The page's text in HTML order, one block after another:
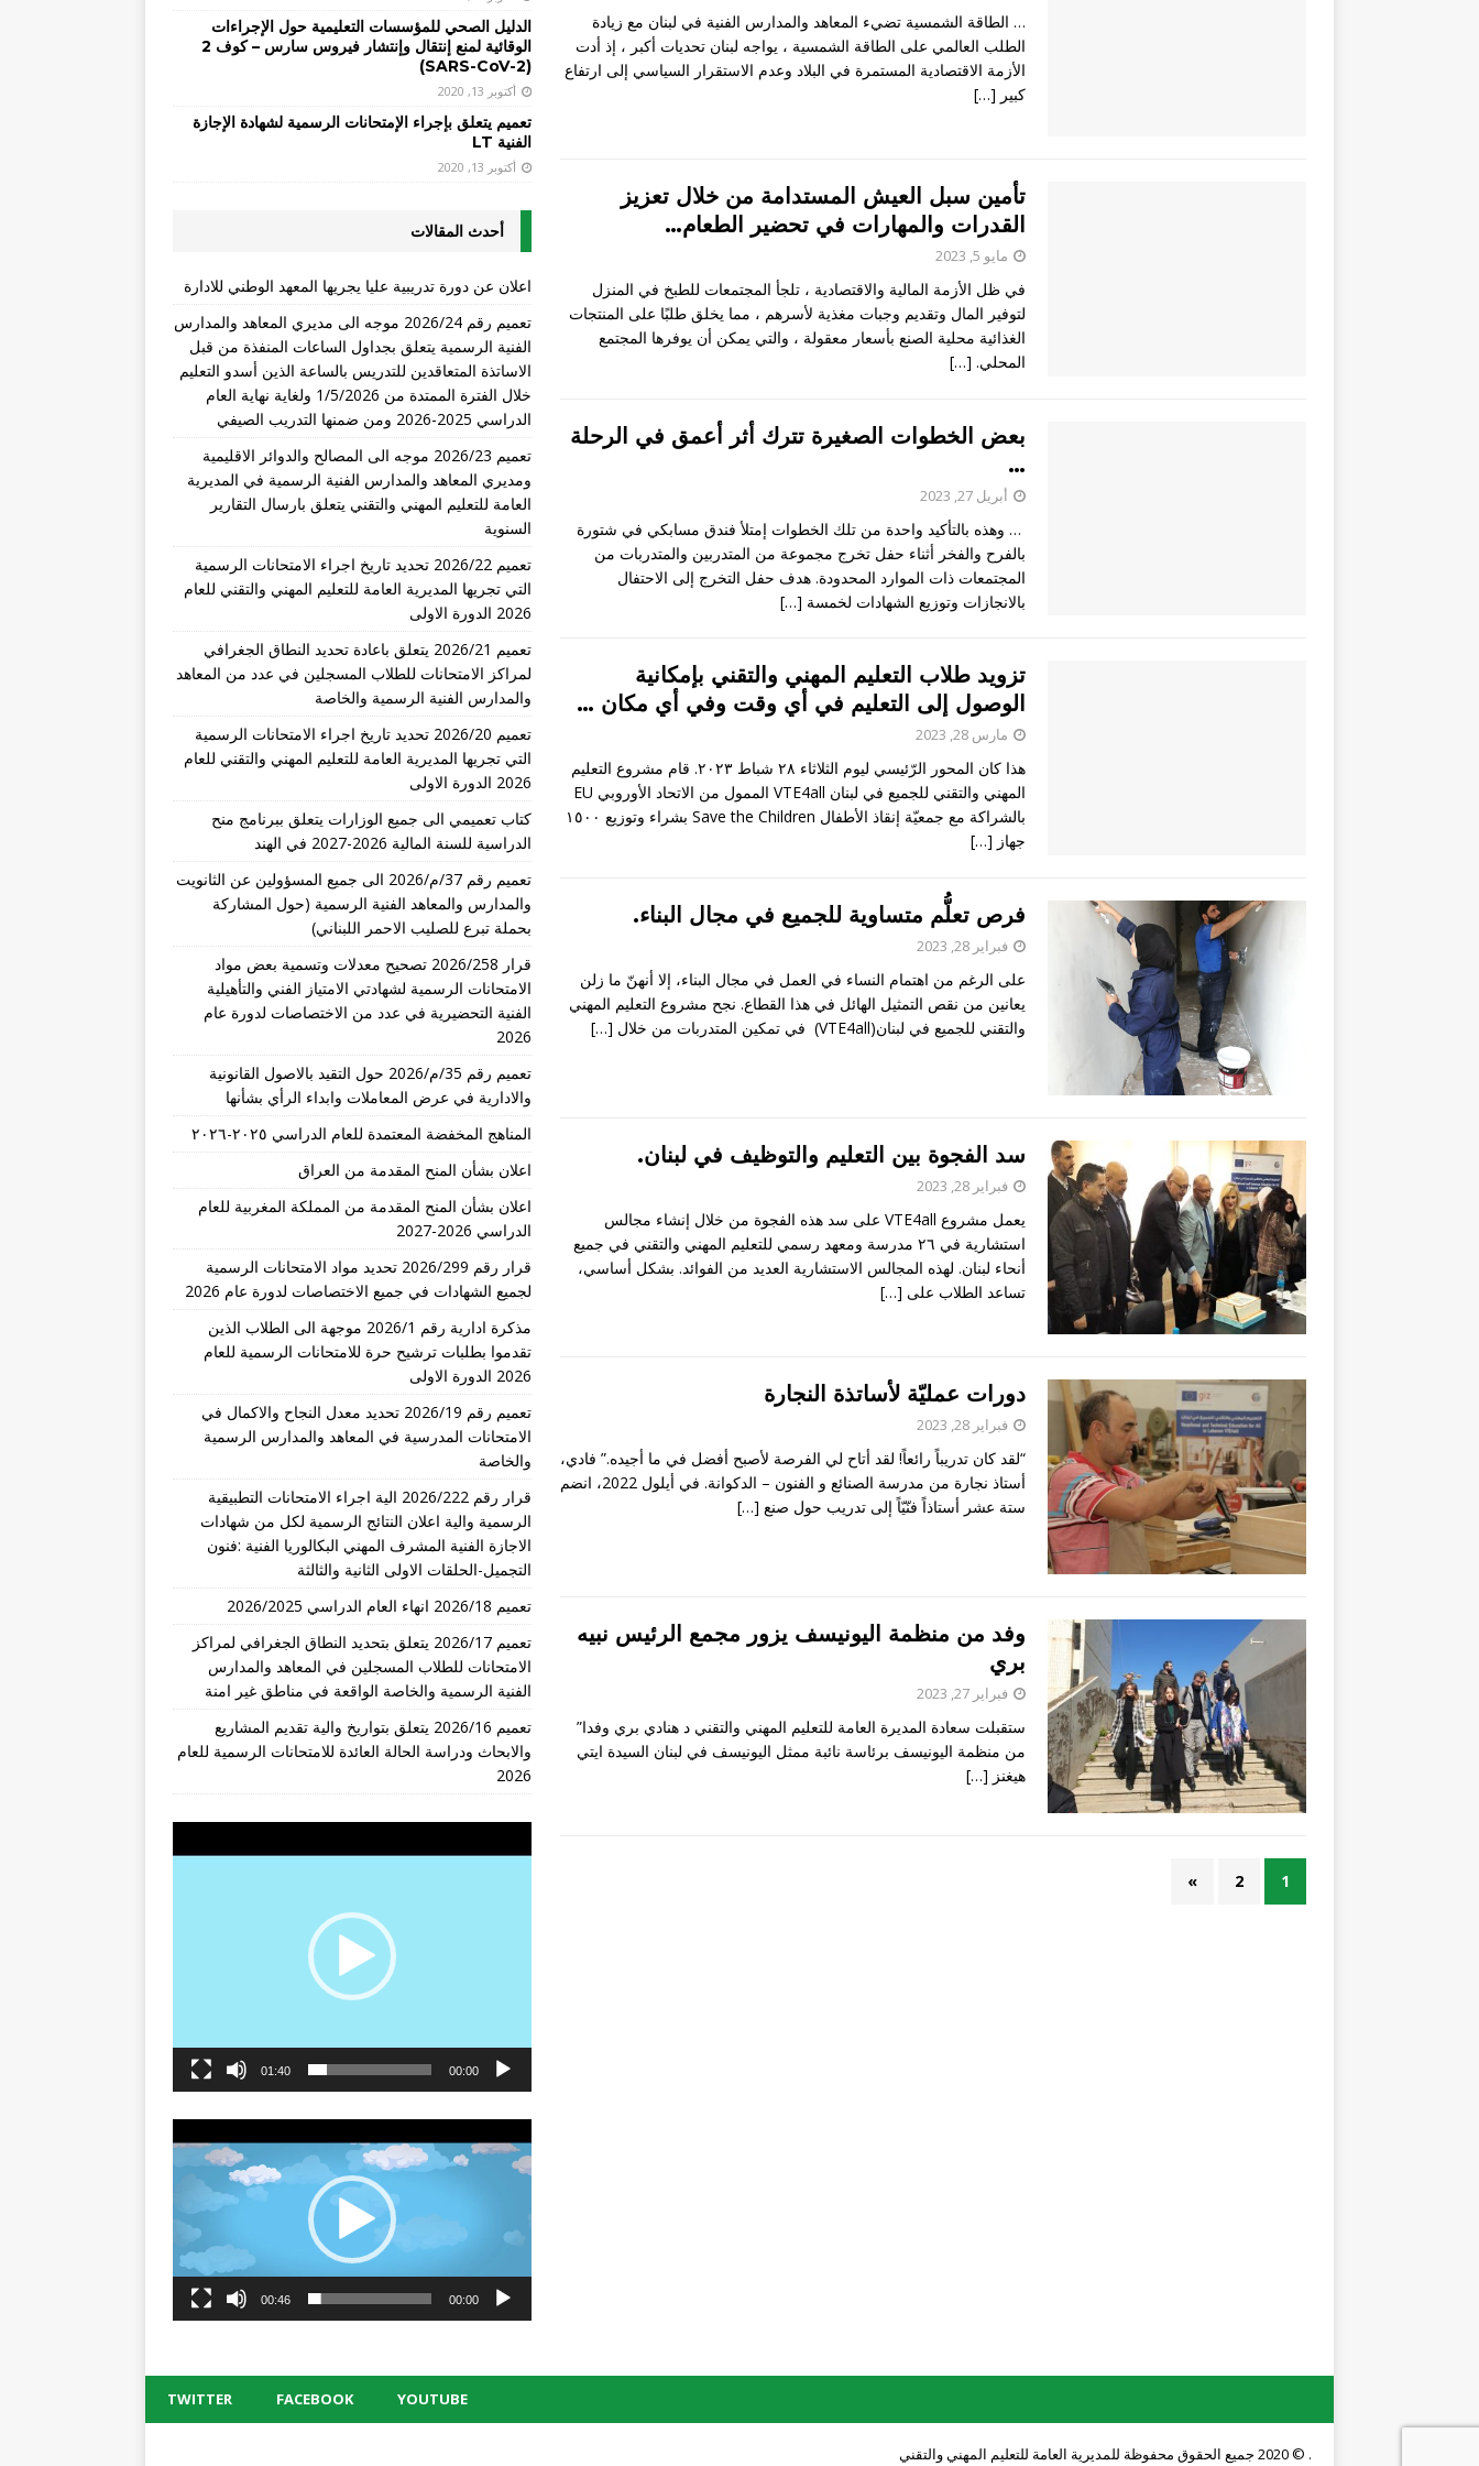
… الطاقة الشمسية تضيء المعاهد والمدارس الفنية في لبنان مع زيادة
الطلب العالمي على الطاقة الشمسية ، يواجه لبنان تحديات أكبر ، إذ أدت
الأزمة الاقتصادية المستمرة في البلاد وعدم الاستقرار السياسي إلى ارتفاع
كبير […]
تأمين سبل العيش المستدامة من خلال تعزيز
القدرات والمهارات في تحضير الطعام…
مايو 5, 2023
في ظل الأزمة المالية والاقتصادية ، تلجأ المجتمعات للطبخ في المنزل
لتوفير المال وتقديم وجبات مغذية لأسرهم ، مما يخلق طلبًا على المنتجات
الغذائية محلية الصنع بأسعار معقولة ، والتي يمكن أن يوفرها المجتمع
المحلي. […]
بعض الخطوات الصغيرة تترك أثر أعمق في الرحلة
…
أبريل 27, 2023
… وهذه بالتأكيد واحدة من تلك الخطوات إمتلأ فندق مسابكي في شتورة
بالفرح والفخر أثناء حفل تخرج مجموعة من المتدربين والمتدربات من
المجتمعات ذات الموارد المحدودة. هدف حفل التخرج إلى الاحتفال
بالانجازات وتوزيع الشهادات لخمسة […]
تزويد طلاب التعليم المهني والتقني بإمكانية
الوصول إلى التعليم في أي وقت وفي أي مكان …
مارس 28, 2023
هذا كان المحور الرّئيسي ليوم الثلاثاء ٢٨ شباط ٢٠٢٣. قام مشروع التعليم
المهني والتقني للجميع في لبنان VTE4all الممول من الاتحاد الأوروبي EU
بالشراكة مع جمعيّة إنقاذ الأطفال Save the Children بشراء وتوزيع ١٥٠٠
جهاز […]
فرص تعلُّم متساوية للجميع في مجال البناء.
فبراير 28, 2023
على الرغم من اهتمام النساء في العمل في مجال البناء، إلا أنهنّ ما زلن
يعانين من نقص التمثيل الهائل في هذا القطاع. نجح مشروع التعليم المهني
والتقني للجميع في لبنان(VTE4all) في تمكين المتدربات من خلال
[…]
سد الفجوة بين التعليم والتوظيف في لبنان.
فبراير 28, 2023
يعمل مشروع VTE4all على سد هذه الفجوة من خلال إنشاء مجالس
استشارية في ٢٦ مدرسة ومعهد رسمي للتعليم المهني والتقني في جميع
أنحاء لبنان. لهذه المجالس الاستشارية العديد من الفوائد. بشكل أساسي،
تساعد الطلاب على […]
دورات عمليّة لأساتذة النجارة
فبراير 28, 2023
“لقد كان تدريباً رائعاً! لقد أتاح لي الفرصة لأصبح أفضل في ما أجيده.” فادي،
أستاذ نجارة من مدرسة الصنائع و الفنون – الدكوانة. في أيلول 2022، انضم
ستة عشر أستاذاً فنّيّاً إلى تدريب حول صنع […]
وفد من منظمة اليونيسف يزور مجمع الرئيس نبيه
بري
فبراير 27, 2023
ستقبلت سعادة المديرة العامة للتعليم المهني والتقني د هنادي بري وفدا”
من منظمة اليونيسف برئاسة نائبة ممثل اليونيسف في لبنان السيدة ايتي
هيغنز […]
1
2
»
الدليل الصحي للمؤسسات التعليمية حول الإجراءات
الوقائية لمنع إنتقال وإنتشار فيروس سارس – كوف 2
(SARS-CoV-2)
أكتوبر 13, 2020
تعميم يتعلق بإجراء الإمتحانات الرسمية لشهادة الإجازة
الفنية LT
أكتوبر 13, 2020
أحدث المقالات
اعلان عن دورة تدريبية عليا يجريها المعهد الوطني للادارة
تعميم رقم 2026/24 موجه الى مديري المعاهد والمدارس
الفنية الرسمية يتعلق بجداول الساعات المنفذة من قبل
الاساتذة المتعاقدين للتدريس بالساعة الذين أسدو التعليم
خلال الفترة الممتدة من 1/5/2026 ولغاية نهاية العام
الدراسي 2025-2026 ومن ضمنها التدريب الصيفي
تعميم 2026/23 موجه الى المصالح والدوائر الاقليمية
ومديري المعاهد والمدارس الفنية الرسمية في المديرية
العامة للتعليم المهني والتقني يتعلق بارسال التقارير
السنوية
تعميم 2026/22 تحديد تاريخ اجراء الامتحانات الرسمية
التي تجريها المديرية العامة للتعليم المهني والتقني للعام
2026 الدورة الاولى
تعميم 2026/21 يتعلق باعادة تحديد النطاق الجغرافي
لمراكز الامتحانات للطلاب المسجلين في عدد من المعاهد
والمدارس الفنية الرسمية والخاصة
تعميم 2026/20 تحديد تاريخ اجراء الامتحانات الرسمية
التي تجريها المديرية العامة للتعليم المهني والتقني للعام
2026 الدورة الاولى
كتاب تعميمي الى جميع الوزارات يتعلق ببرنامج منح
الدراسية للسنة المالية 2026-2027 في الهند
تعميم رقم 37/م/2026 الى جميع المسؤولين عن الثانويت
والمدارس والمعاهد الفنية الرسمية (حول المشاركة
بحملة تبرع للصليب الاحمر اللبناني)
قرار 2026/258 تصحيح معدلات وتسمية بعض مواد
الامتحانات الرسمية لشهادتي الامتياز الفني والتأهيلية
الفنية التحضيرية في عدد من الاختصاصات لدورة عام
2026
تعميم رقم 35/م/2026 حول التقيد بالاصول القانونية
والادارية في عرض المعاملات وابداء الرأي بشأنها
المناهج المخفضة المعتمدة للعام الدراسي ٢٠٢٥-٢٠٢٦
اعلان بشأن المنح المقدمة من العراق
اعلان بشأن المنح المقدمة من المملكة المغربية للعام
الدراسي 2026-2027
قرار رقم 2026/299 تحديد مواد الامتحانات الرسمية
لجميع الشهادات في جميع الاختصاصات لدورة عام 2026
مذكرة ادارية رقم 2026/1 موجهة الى الطلاب الذين
تقدموا بطلبات ترشيح حرة للامتحانات الرسمية للعام
2026 الدورة الاولى
تعميم رقم 2026/19 تحديد معدل النجاح والاكمال في
الامتحانات المدرسية في المعاهد والمدارس الرسمية
والخاصة
قرار رقم 2026/222 الية اجراء الامتحانات التطبيقية
الرسمية والية اعلان النتائج الرسمية لكل من شهادات
الاجازة الفنية المشرف المهني البكالوريا الفنية :فنون
التجميل-الحلقات الاولى الثانية والثالثة
تعميم 2026/18 انهاء العام الدراسي 2026/2025
تعميم 2026/17 يتعلق بتحديد النطاق الجغرافي لمراكز
الامتحانات للطلاب المسجلين في المعاهد والمدارس
الفنية الرسمية والخاصة الواقعة في مناطق غير امنة
تعميم 2026/16 يتعلق بتواريخ والية تقديم المشاريع
والابحاث ودراسة الحالة العائدة للامتحانات الرسمية للعام
2026
الفيديو
00:00
01:40
الفيديو
00:00
00:46
YOUTUBE
FACEBOOK
TWITTER
. © 2020 جميع الحقوق محفوظة للمديرية العامة للتعليم المهني والتقني